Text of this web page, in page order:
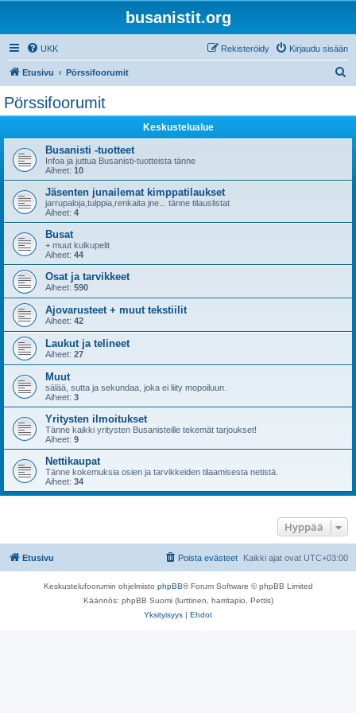
busanistit.org
UKK Kirjaudu sisään
Rekisteröidy
Etusivu Pörssifoorumit
Pörssifoorumit
Keskustelualue
Busanisti -tuotteet
Infoa ja juttua Busanisti-tuotteista tänne
Aiheet: 10
Jäsenten junailemat kimppatilaukset
jarrupaloja,tulppia,renkaita jne... tänne tilauslistat
Aiheet: 4
Busat
+ muut kulkupelit
Aiheet: 44
Osat ja tarvikkeet
Aiheet: 590
Ajovarusteet + muut tekstiilit
Aiheet: 42
Laukut ja telineet
Aiheet: 27
Muut
sälää, sutta ja sekundaa, joka ei liity mopoiluun.
Aiheet: 3
Yritysten ilmoitukset
Tänne kaikki yritysten Busanisteille tekemät tarjoukset!
Aiheet: 9
Nettikaupat
Tänne kokemuksia osien ja tarvikkeiden tilaamisesta netistä.
Aiheet: 34
Hyppää
Etusivu Kaikki ajat ovat UTC+03:00
Poista evästeet
Keskustelufoorumin ohjelmisto phpBB® Forum Software © phpBB Limited
Käännös: phpBB Suomi (lurttinen, harritapio, Pettis)
Yksityisyys | Ehdot